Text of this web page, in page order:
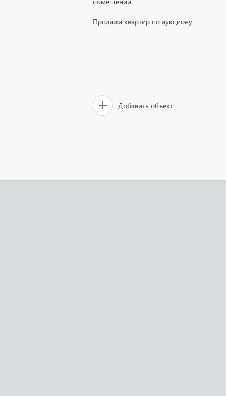
Продажа квартир по аукциону
Добавить объект